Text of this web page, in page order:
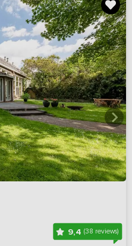
9,4 (38 reviews)